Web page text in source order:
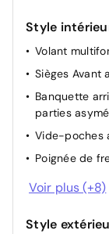
2 interfaces
VW Connect
Style
Volant
Sièges Avant
Banquette
parties
Vide-poches
Poignée de
Pommeau du
lampes de
Voir plus (+8)
Style